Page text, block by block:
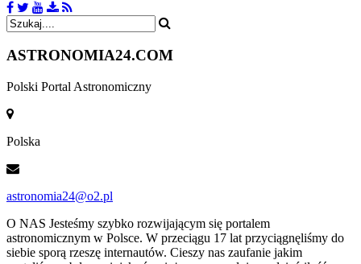
ASTRONOMIA24.COM
Polski Portal Astronomiczny
Polska
astronomia24@o2.pl
O NAS Jesteśmy szybko rozwijającym się portalem
astronomicznym w Polsce. W przeciągu 17 lat przyciągnęliśmy do
siebie sporą rzeszę internautów. Cieszy nas zaufanie jakim